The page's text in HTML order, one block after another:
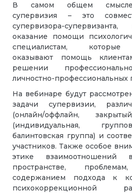
В самом общем смысле
супервизия – это
супервизора-
оказание помощи
специалистам, которые
оказывают помощь
решении
личностно-профессиональных
На вебинаре будут
задачи супервизии,
(онлайн/оффлайн,
(индивидуальная,
балинтовская группа) и
участников. Также особое
этике взаимоотношений
пространстве,
содержанием подхода к
психокоррекционной